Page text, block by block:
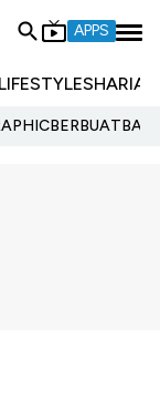
APPS
LIFESTYLESHARIA